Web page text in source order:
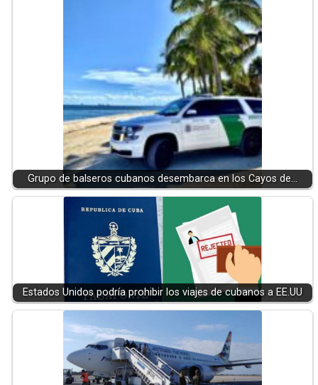
Grupo de balseros cubanos desembarca en los Cayos de…
Estados Unidos podría prohibir los viajes de cubanos a EE.UU